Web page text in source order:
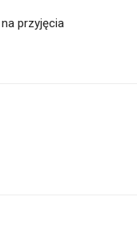
przyjęcia